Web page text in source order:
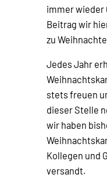
immer wieder
Beitrag wir
zu
Jedes Jahr
stets freuen
dieser Stelle
wir haben
Kollegen und
versandt.